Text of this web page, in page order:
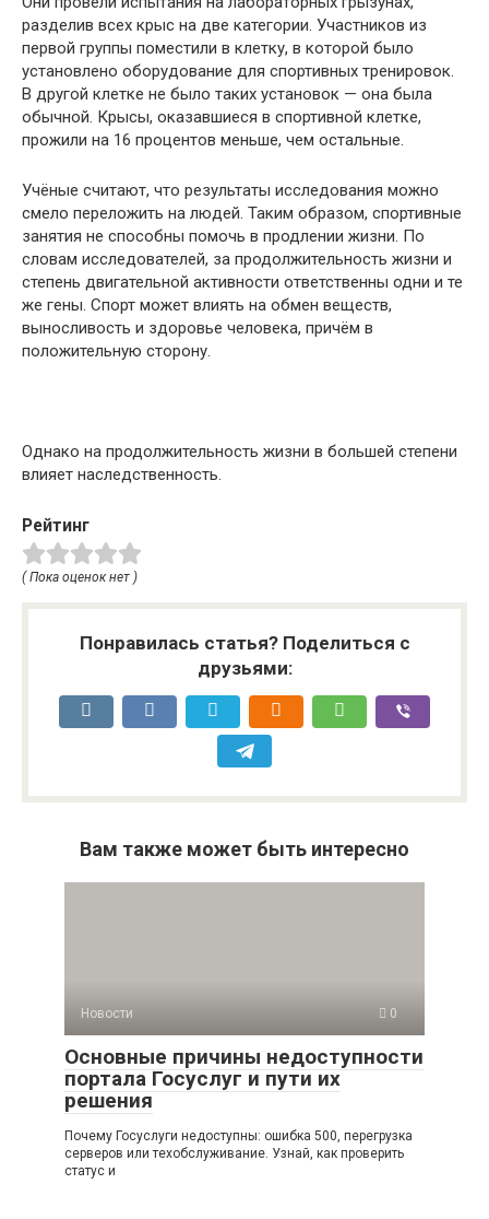
разделив всех крыс на две категории. Участников из
первой группы поместили в клетку, в которой было
установлено оборудование для спортивных тренировок.
В другой клетке не было таких установок — она была
обычной. Крысы, оказавшиеся в спортивной клетке,
прожили на 16 процентов меньше, чем остальные.
Учёные считают, что результаты исследования можно
смело переложить на людей. Таким образом, спортивные
занятия не способны помочь в продлении жизни. По
словам исследователей, за продолжительность жизни и
степень двигательной активности ответственны одни и те
же гены. Спорт может влиять на обмен веществ,
выносливость и здоровье человека, причём в
положительную сторону.
Однако на продолжительность жизни в большей степени
влияет наследственность.
Рейтинг
( Пока оценок нет )
Понравилась статья? Поделиться с
друзьями:
Вам также может быть интересно
Новости 0
Основные причины недоступности
портала Госуслуг и пути их
решения
Почему Госуслуги недоступны: ошибка 500, перегрузка
серверов или техобслуживание. Узнай, как проверить
статус и